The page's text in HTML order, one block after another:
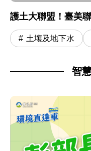
護土大聯盟！臺美
土壤及地下水
智